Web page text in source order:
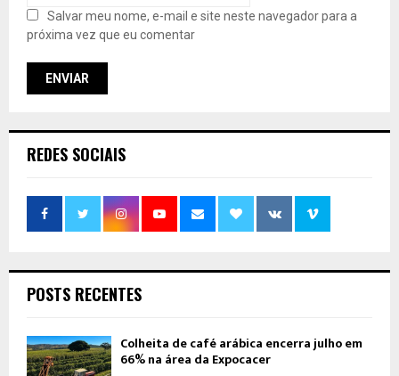
Salvar meu nome, e-mail e site neste navegador para a
próxima vez que eu comentar
REDES SOCIAIS
POSTS RECENTES
Colheita de café arábica encerra julho em
66% na área da Expocacer